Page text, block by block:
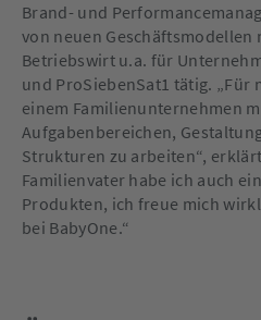
Brand- und
von neuen Geschäftsmodellen
Betriebswirt u.a. für
und ProSiebenSat1 tätig. „Für
einem Familienunternehmen
Aufgabenbereichen,
Strukturen zu arbeiten“,
Familienvater habe ich auch
Produkten, ich freue mich
bei BabyOne.“